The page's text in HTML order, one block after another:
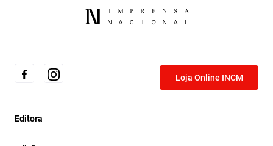
Loja Online INCM
Editora